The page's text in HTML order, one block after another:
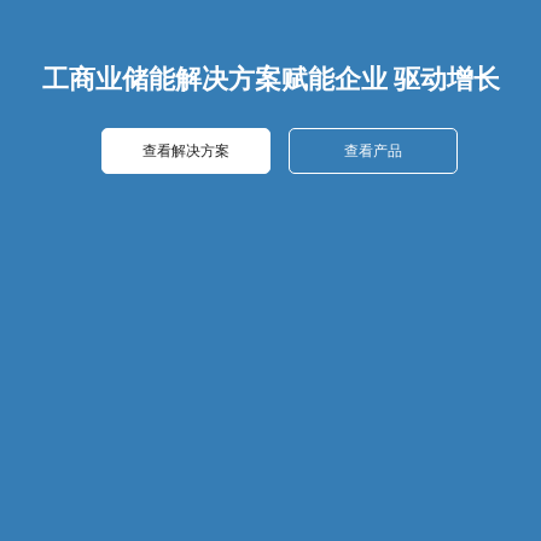
工商业储能解决方案赋能企业 驱动增长
查看解决方案 查看产品
查看解决方案 查看产品